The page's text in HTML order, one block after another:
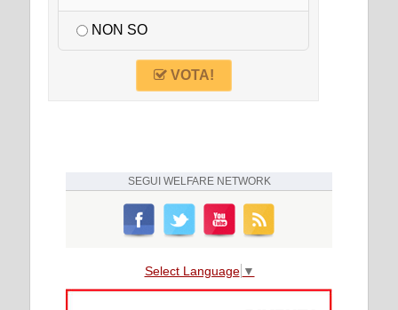
NON SO
VOTA!
SEGUI WELFARE NETWORK
Select Language ▼